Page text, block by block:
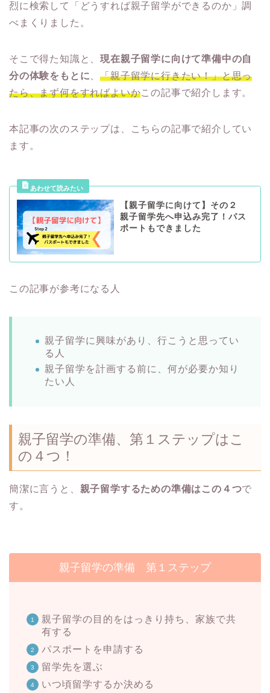
烈に検索して「どうすれば親子留学ができるのか」調
べまくりました。
そこで得た知識と、現在親子留学に向けて準備中の自
分の体験をもとに 、「親子留学に行きたい！」と思っ
たら、まず何をすればよいかこの記事で紹介します。
本記事の次のステップは、こちらの記事で紹介してい
ます。
【親子留学に向けて】その２
親子留学先へ申込み完了！パス
ポートもできました
この記事が参考になる人
親子留学に興味があり、行こうと思ってい
る人
親子留学を計画する前に、何が必要か知り
たい人
親子留学の準備、第１ステップはこ
の４つ！
簡潔に言うと、 親子留学するための準備はこの４つで
す。
親子留学の準備 第１ステップ
親子留学の目的をはっきり持ち、家族で共
有する
パスポートを申請する
留学先を選ぶ
いつ頃留学するか決める